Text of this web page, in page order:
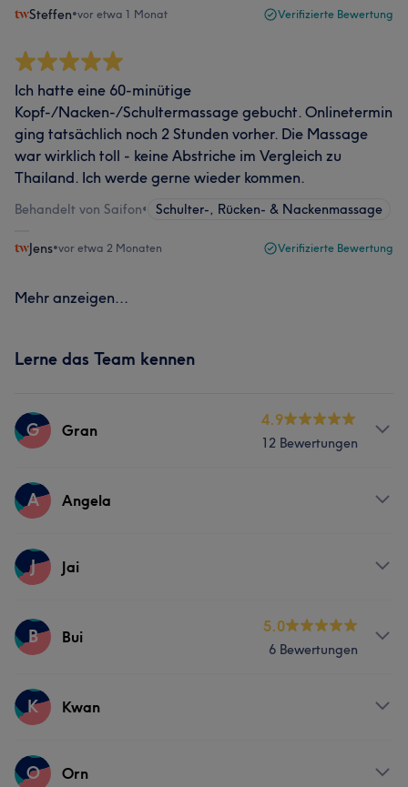
Steffen•vor etwa 1 Monat Verifizierte Bewertung
Ich hatte eine 60-minütige
Kopf-/Nacken-/Schultermassage gebucht. Onlinetermin
ging tatsächlich noch 2 Stunden vorher. Die Massage
war wirklich toll - keine Abstriche im Vergleich zu
Thailand. Ich werde gerne wieder kommen.
Behandelt von Saifon• Schulter-, Rücken- & Nackenmassage
Jens•vor etwa 2 Monaten Verifizierte Bewertung
Mehr anzeigen...
Lerne das Team kennen
G Gran
4.9
12 Bewertungen
Services
A Angela
Services
Portfolio
J Jai
Services
B Bui
5.0
6 Bewertungen
Services
K Kwan
Services
O Orn